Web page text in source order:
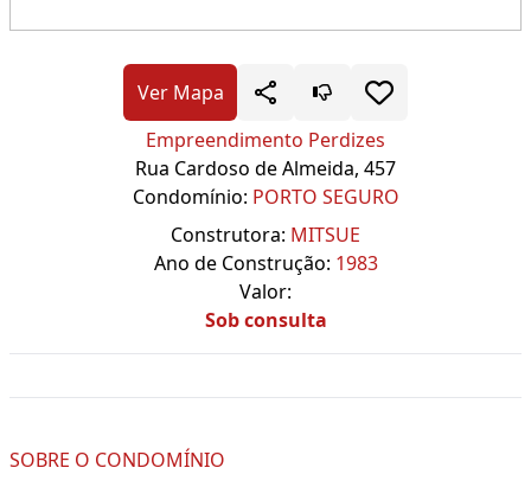
Ver Mapa
Empreendimento Perdizes
Rua Cardoso de Almeida, 457
Condomínio: PORTO SEGURO
Construtora: MITSUE
Ano de Construção: 1983
Valor:
Sob consulta
SOBRE O CONDOMÍNIO